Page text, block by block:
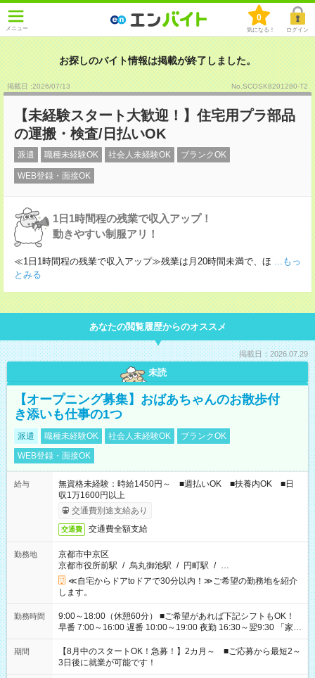
メニュー
0
気になる！ ログイン
お探しのバイト情報は掲載が終了しました。
掲載日 :2026/07/13 No.SCOSK8201280-T2
【未経験スタート大歓迎！】住宅用プラ部品
の運搬・検査/日払いOK
派遣 職種未経験OK 社会人未経験OK ブランクOK
WEB登録・面接OK
1日1時間程の残業で収入アップ！
動きやすい制服アリ！
≪1日1時間程の残業で収入アップ≫残業は月20時間未満で、ほ ...もっ
とみる
あなたの閲覧履歴からのオススメ
掲載日：2026.07.29
未読
【オープニング募集】おばあちゃんのお散歩付
き添いも仕事の1つ
派遣 職種未経験OK 社会人未経験OK
ブランクOK
WEB登録・面接OK
給与
無資格未経験：時給1450円～ ■週払いOK ■扶養内OK ■日
収1万1600円以上
交通費別途支給あり
交通費 交通費全額支給
勤務地
京都市中京区
京都市役所前駅 / 烏丸御池駅 / 円町駅 / …
≪自宅からドアtoドアで30分以内！≫ご希望の勤務地を紹介
します。
勤務時間
9:00～18:00（休憩60分） ■ご希望があれば下記シフトもOK！
早番 7:00～16:00 遅番 10:00～19:00 夜勤 16:30～翌9:30 「家族
と休みを合わせたい」 「余裕を持って夕飯の準備がしたい」
「できれば残業はしたくない」 など、ご希望を教えてください
ね。 ※Wワーク希望の方へ 今ご覧のお仕事で希望する勤務時間
と、もう1つのお仕事の勤務時間。 合計で週40時間を超える場
期間
【8月中のスタートOK！急募！】2カ月～ ■ご応募から最短2～
3日後に就業が可能です！